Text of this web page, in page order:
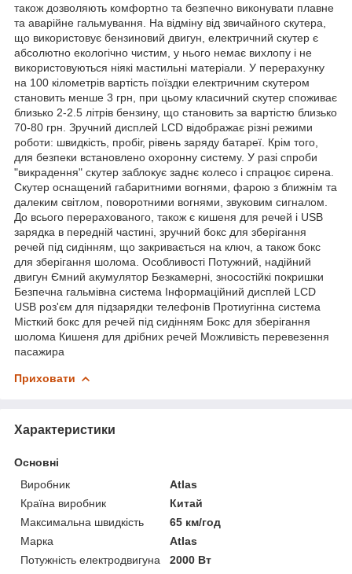
також дозволяють комфортно та безпечно виконувати плавне
та аварійне гальмування. На відміну від звичайного скутера,
що використовує бензиновий двигун, електричний скутер є
абсолютно екологічно чистим, у нього немає вихлопу і не
використовуються ніякі мастильні матеріали. У перерахунку
на 100 кілометрів вартість поїздки електричним скутером
становить менше 3 грн, при цьому класичний скутер споживає
близько 2-2.5 літрів бензину, що становить за вартістю близько
70-80 грн. Зручний дисплей LCD відображає різні режими
роботи: швидкість, пробіг, рівень заряду батареї. Крім того,
для безпеки встановлено охоронну систему. У разі спроби
"викрадення" скутер заблокує заднє колесо і спрацює сирена.
Скутер оснащений габаритними вогнями, фарою з ближнім та
далеким світлом, поворотними вогнями, звуковим сигналом.
До всього перерахованого, також є кишеня для речей і USB
зарядка в передній частині, зручний бокс для зберігання
речей під сидінням, що закривається на ключ, а також бокс
для зберігання шолома. Особливості Потужний, надійний
двигун Ємний акумулятор Безкамерні, зносостійкі покришки
Безпечна гальмівна система Інформаційний дисплей LCD
USB роз'єм для підзарядки телефонів Протиугінна система
Місткий бокс для речей під сидінням Бокс для зберігання
шолома Кишеня для дрібних речей Можливість перевезення
пасажира
Приховати
Характеристики
Основні
Виробник
Atlas
Країна виробник
Китай
Максимальна швидкість
65 км/год
Марка
Atlas
Потужність електродвигуна
2000 Вт